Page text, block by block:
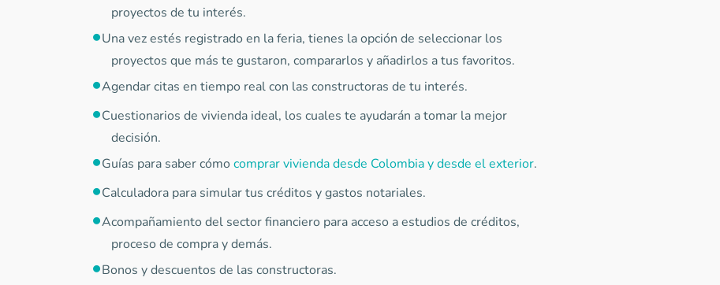
proyectos de tu interés.
Una vez estés registrado en la feria, tienes la opción de seleccionar los
proyectos que más te gustaron, compararlos y añadirlos a tus favoritos.
Agendar citas en tiempo real con las constructoras de tu interés.
Cuestionarios de vivienda ideal, los cuales te ayudarán a tomar la mejor
decisión.
Guías para saber cómocomprar vivienda desde Colombia y desde el exterior.
Calculadora para simular tus créditos y gastos notariales.
Acompañamiento del sector financiero para acceso a estudios de créditos,
proceso de compra y demás.
Bonos y descuentos de las constructoras.